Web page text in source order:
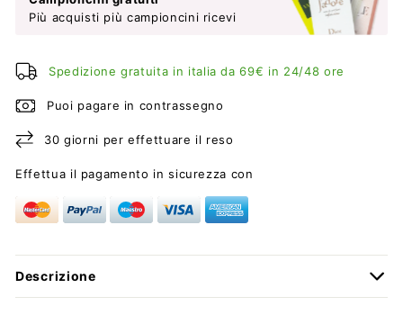
Più acquisti più campioncini ricevi
Spedizione gratuita in italia da 69€ in 24/48 ore
Puoi pagare in contrassegno
30 giorni per effettuare il reso
Effettua il pagamento in sicurezza con
Descrizione